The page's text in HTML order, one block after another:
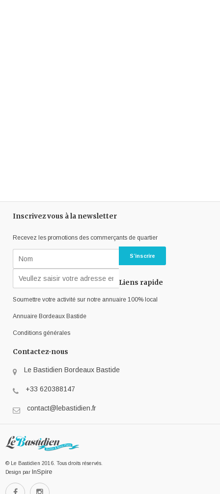
Inscrivez vous à la newsletter
Recevez les promotions des commerçants de quartier
Liens rapide
Soumettre votre activité sur notre annuaire 100% local
Annuaire Bordeaux Bastide
Conditions générales
Contactez-nous
Le Bastidien Bordeaux Bastide
+33 620388147
contact@lebastidien.fr
© Le Bastidien 2016. Tous droits réservés.
Design par InSpire